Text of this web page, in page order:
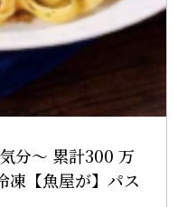
分～ 累計300 万
凍【魚屋が】パス